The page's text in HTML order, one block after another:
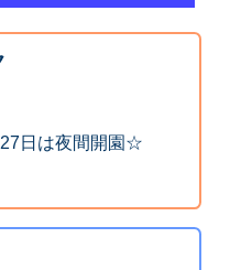
日は夜間開園☆